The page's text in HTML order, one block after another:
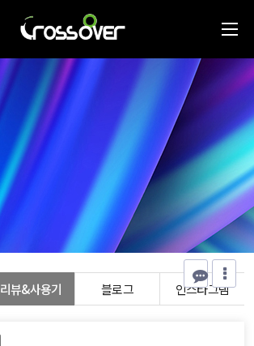
리뷰&사용기 블로그 인스타그램